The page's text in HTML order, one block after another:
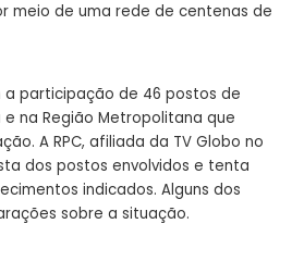
meio de uma rede de centenas de
participação de 46 postos de
na Região Metropolitana que
A RPC, afiliada da TV Globo no
dos postos envolvidos e tenta
indicados. Alguns dos
sobre a situação.